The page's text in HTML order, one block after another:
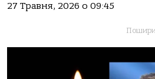
27 Травня, 2026 о 09:45